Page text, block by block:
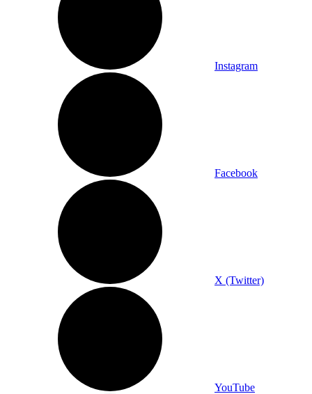
Instagram
Facebook
X (Twitter)
YouTube